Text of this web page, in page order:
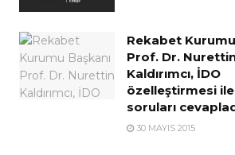
Rekabet
Prof. Dr.
Kaldırımcı, İDO
özelleştirmesi
soruları
30 MAYIS 2015